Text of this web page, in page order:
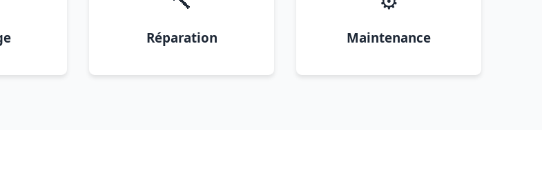
Réparation Maintenance